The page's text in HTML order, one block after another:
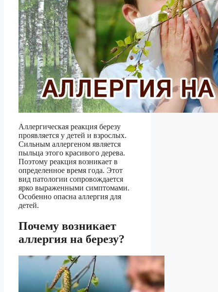
Аллергическая реакция березу
проявляется у детей и взрослых.
Сильным аллергеном является
пыльца этого красивого дерева.
Поэтому реакция возникает в
определенное время года. Этот
вид патологии сопровождается
ярко выраженными симптомами.
Особенно опасна аллергия для
детей.
Почему возникает
аллергия на березу?